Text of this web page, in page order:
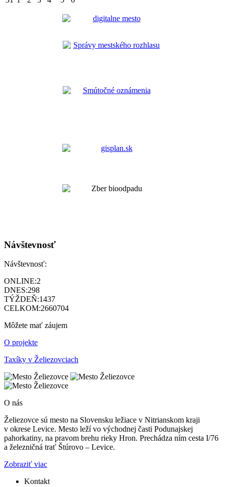
Návštevnosť
Návštevnosť:
ONLINE:2
DNES:298
TÝŽDEŇ:1437
CELKOM:2660704
Môžete mať záujem
O projekte
Taxíky v Želiezovciach
O nás
Želiezovce sú mesto na Slovensku ležiace v Nitrianskom kraji
v okrese Levice. Mesto leží vo východnej časti Podunajskej
pahorkatiny, na pravom brehu rieky Hron. Prechádza ním cesta I/76
a železničná trať Štúrovo – Levice.
Zobraziť viac
Kontakt